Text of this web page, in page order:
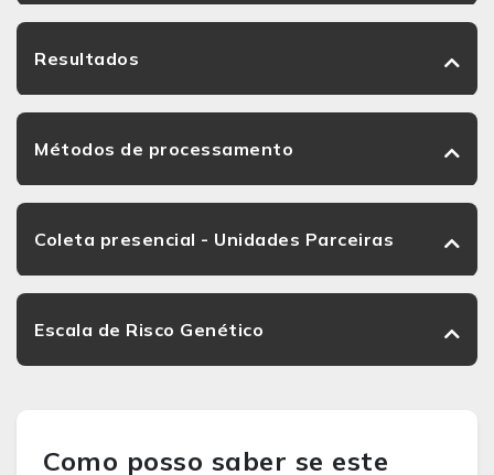
Resultados
Métodos de processamento
Coleta presencial - Unidades Parceiras
Escala de Risco Genético
Como posso saber se este